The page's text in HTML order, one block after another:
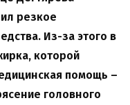
резкое
Из-за этого в
которой
помощь –
головного